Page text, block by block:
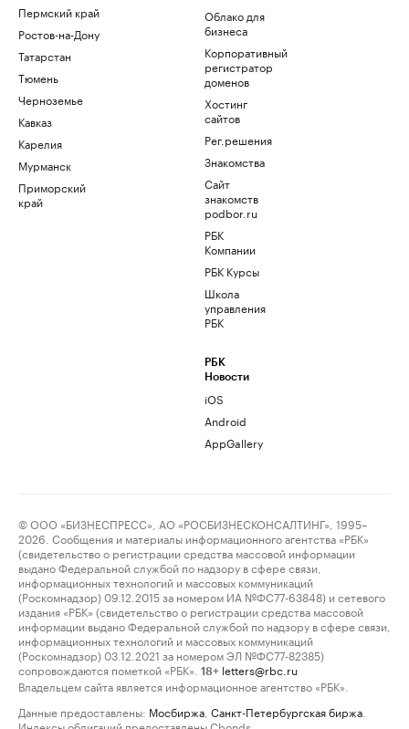
Пермский край
Ростов-на-Дону
Татарстан
Тюмень
Черноземье
Кавказ
Карелия
Мурманск
Приморский
край
Облако для
бизнеса
Корпоративный
регистратор
доменов
Хостинг
сайтов
Рег.решения
Знакомства
Сайт
знакомств
podbor.ru
РБК
Компании
РБК Курсы
Школа
управления
РБК
РБК
Новости
iOS
Android
AppGallery
© ООО «БИЗНЕСПРЕСС», АО «РОСБИЗНЕСКОНСАЛТИНГ», 1995–
2026. Сообщения и материалы информационного агентства «РБК»
(свидетельство о регистрации средства массовой информации
выдано Федеральной службой по надзору в сфере связи,
информационных технологий и массовых коммуникаций
(Роскомнадзор) 09.12.2015 за номером ИА №ФС77-63848) и сетевого
издания «РБК» (свидетельство о регистрации средства массовой
информации выдано Федеральной службой по надзору в сфере связи,
информационных технологий и массовых коммуникаций
(Роскомнадзор) 03.12.2021 за номером ЭЛ №ФС77-82385)
сопровождаются пометкой «РБК».
18+ letters@rbc.ru
Владельцем сайта является информационное агентство «РБК».
Данные предоставлены: Мосбиржа Санкт-Петербургская биржа